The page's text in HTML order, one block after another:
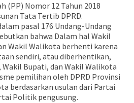
(PP) Nomor 12 Tahun 2018
Tata Tertib DPRD.
pasal 176 Undang-Undang
bahwa Dalam hal Wakil
Wakil Walikota berhenti karena
sendiri, atau diberhentikan,
Wakil Bupati, dan Wakil Walikota
pemilihan oleh DPRD Provinsi
berdasarkan usulan dari Partai
Politik pengusung.